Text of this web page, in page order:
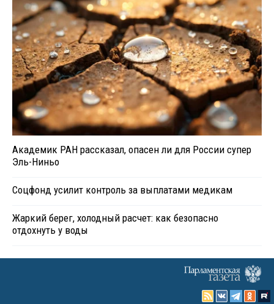
Академик РАН рассказал, опасен ли для России супер
Эль-Ниньо
Соцфонд усилит контроль за выплатами медикам
Жаркий берег, холодный расчет: как безопасно
отдохнуть у воды